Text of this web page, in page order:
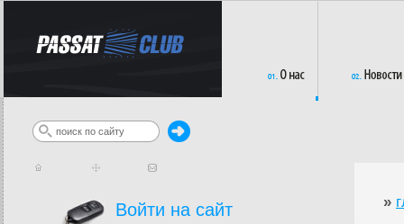
Войти на сайт »